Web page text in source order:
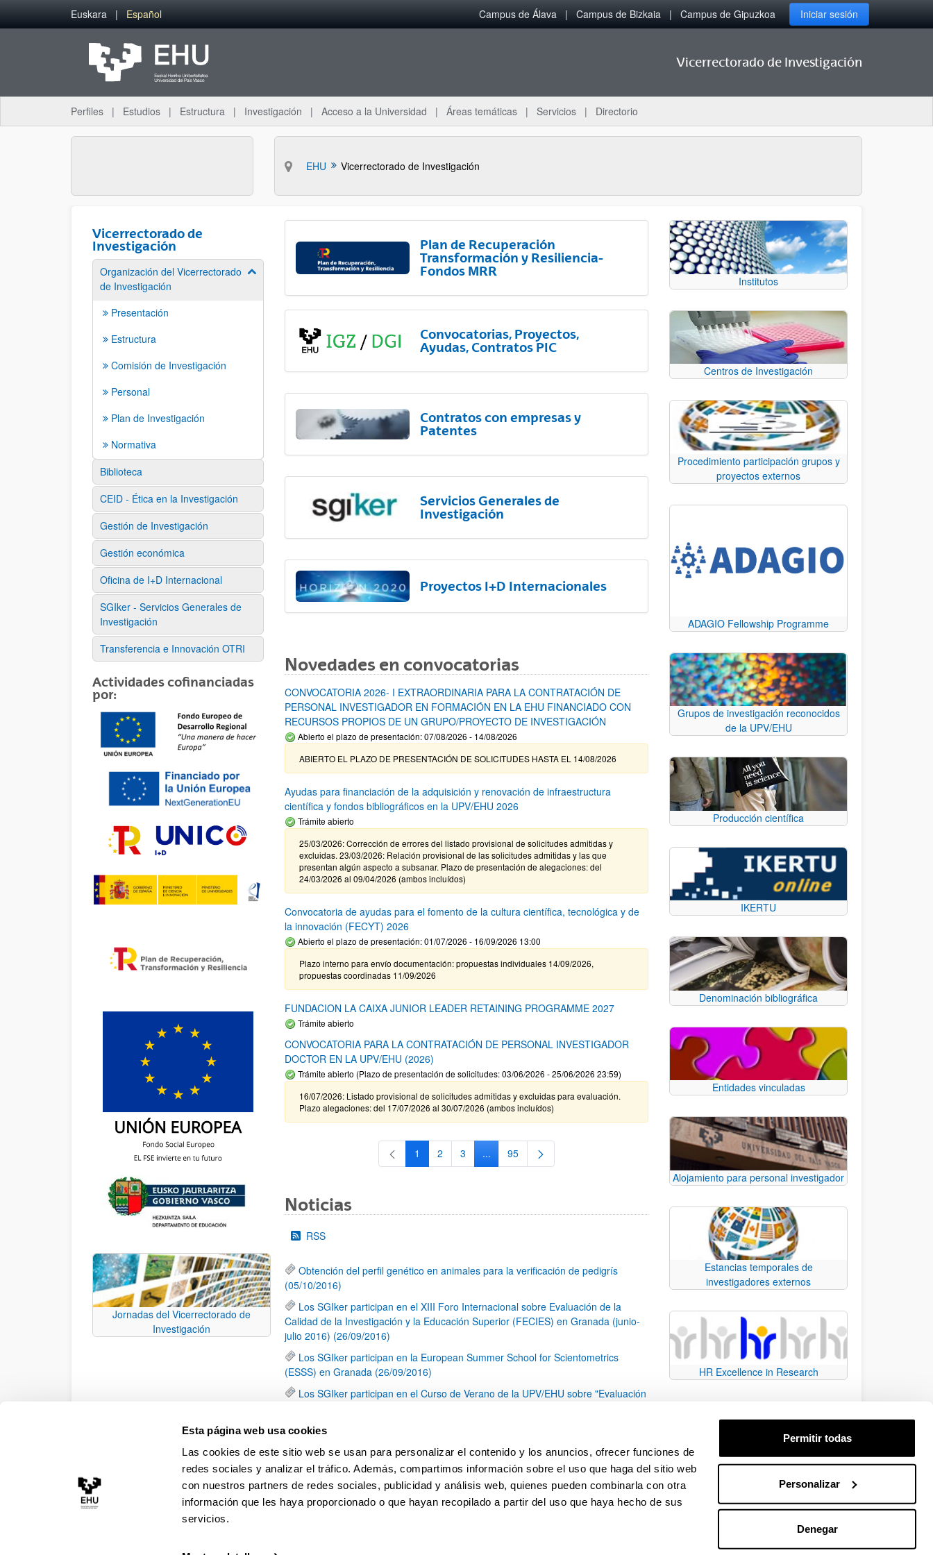
Esta página web usa cookies
Las cookies de este sitio web se usan para personalizar el contenido y los anuncios, ofrecer funciones de
redes sociales y analizar el tráfico. Además, compartimos información sobre el uso que haga del sitio web
con nuestros partners de redes sociales, publicidad y análisis web, quienes pueden combinarla con otra
información que les haya proporcionado o que hayan recopilado a partir del uso que haya hecho de sus
servicios.
Permitir todas
Personalizar
Denegar
Saltar al contenido principal
Euskara Español Campus de Álava Campus de Bizkaia Campus de Gipuzkoa Iniciar sesión
Vicerrectorado de Investigación
Perfiles Estudios Estructura Investigación Acceso a la Universidad Áreas temáticas Servicios Directorio
EHU Vicerrectorado de Investigación
Vicerrectorado de
Investigación
Organización del Vicerrectorado
de Investigación
Mostrar/ocultar subpáginas
Presentación
Estructura
Comisión de Investigación
Personal
Plan de Investigación
Normativa
Biblioteca
CEID - Ética en la Investigación
Gestión de Investigación
Gestión económica
Oficina de I+D Internacional
SGIker - Servicios Generales de
Investigación
Transferencia e Innovación OTRI
Actividades cofinanciadas
por:
Jornadas del Vicerrectorado de
Investigación
Plan de Recuperación
Transformación y Resiliencia-
Fondos MRR
Convocatorias, Proyectos,
Ayudas, Contratos PIC
Contratos con empresas y
Patentes
Servicios Generales de
Investigación
Proyectos I+D Internacionales
Novedades en convocatorias
CONVOCATORIA 2026- I EXTRAORDINARIA PARA LA CONTRATACIÓN DE
PERSONAL INVESTIGADOR EN FORMACIÓN EN LA EHU FINANCIADO CON
RECURSOS PROPIOS DE UN GRUPO/PROYECTO DE INVESTIGACIÓN
Abierto el plazo de presentación: 07/08/2026 - 14/08/2026
ABIERTO EL PLAZO DE PRESENTACIÓN DE SOLICITUDES HASTA EL 14/08/2026
Ayudas para financiación de la adquisición y renovación de infraestructura
científica y fondos bibliográficos en la UPV/EHU 2026
Trámite abierto
25/03/2026: Corrección de errores del listado provisional de solicitudes admitidas y
excluidas. 23/03/2026: Relación provisional de las solicitudes admitidas y las que
presentan algún aspecto a subsanar. Plazo de presentación de alegaciones: del
24/03/2026 al 09/04/2026 (ambos incluídos)
Convocatoria de ayudas para el fomento de la cultura científica, tecnológica y de
la innovación (FECYT) 2026
Abierto el plazo de presentación: 01/07/2026 - 16/09/2026 13:00
Plazo interno para envío documentación: propuestas individuales 14/09/2026,
propuestas coordinadas 11/09/2026
FUNDACION LA CAIXA JUNIOR LEADER RETAINING PROGRAMME 2027
Trámite abierto
CONVOCATORIA PARA LA CONTRATACIÓN DE PERSONAL INVESTIGADOR
DOCTOR EN LA UPV/EHU (2026)
Trámite abierto (Plazo de presentación de solicitudes: 03/06/2026 - 25/06/2026 23:59)
16/07/2026: Listado provisional de solicitudes admitidas y excluidas para evaluación.
Plazo alegaciones: del 17/07/2026 al 30/07/2026 (ambos incluídos)
Página
1 Página
2 Página
3 ...Páginas intermedias Use TAB para desplazarse.
Página
95
Noticias
RSS
Obtención del perfil genético en animales para la verificación de pedigrís
(05/10/2016)
Los SGIker participan en el XIII Foro Internacional sobre Evaluación de la
Calidad de la Investigación y la Educación Superior (FECIES) en Granada (junio-
julio 2016) (26/09/2016)
Los SGIker participan en la European Summer School for Scientometrics
(ESSS) en Granada (26/09/2016)
Los SGIker participan en el Curso de Verano de la UPV/EHU sobre "Evaluación
El Servicio de Secuenciación y Genotipado de los Servicios Generales de
calidad de la CNUFADN (19/09/2016)
Página
1 ...Páginas intermedias Use TAB para desplazarse.
Página
21 Página
22 Página
23 ...Páginas intermedias Use TAB para desplazarse.
Página
79
Institutos
Centros de Investigación
Procedimiento participación grupos y
proyectos externos
ADAGIO Fellowship Programme
Grupos de investigación reconocidos
de la UPV/EHU
Producción científica
IKERTU
Denominación bibliográfica
Entidades vinculadas
Alojamiento para personal investigador
Estancias temporales de
investigadores externos
HR Excellence in Research